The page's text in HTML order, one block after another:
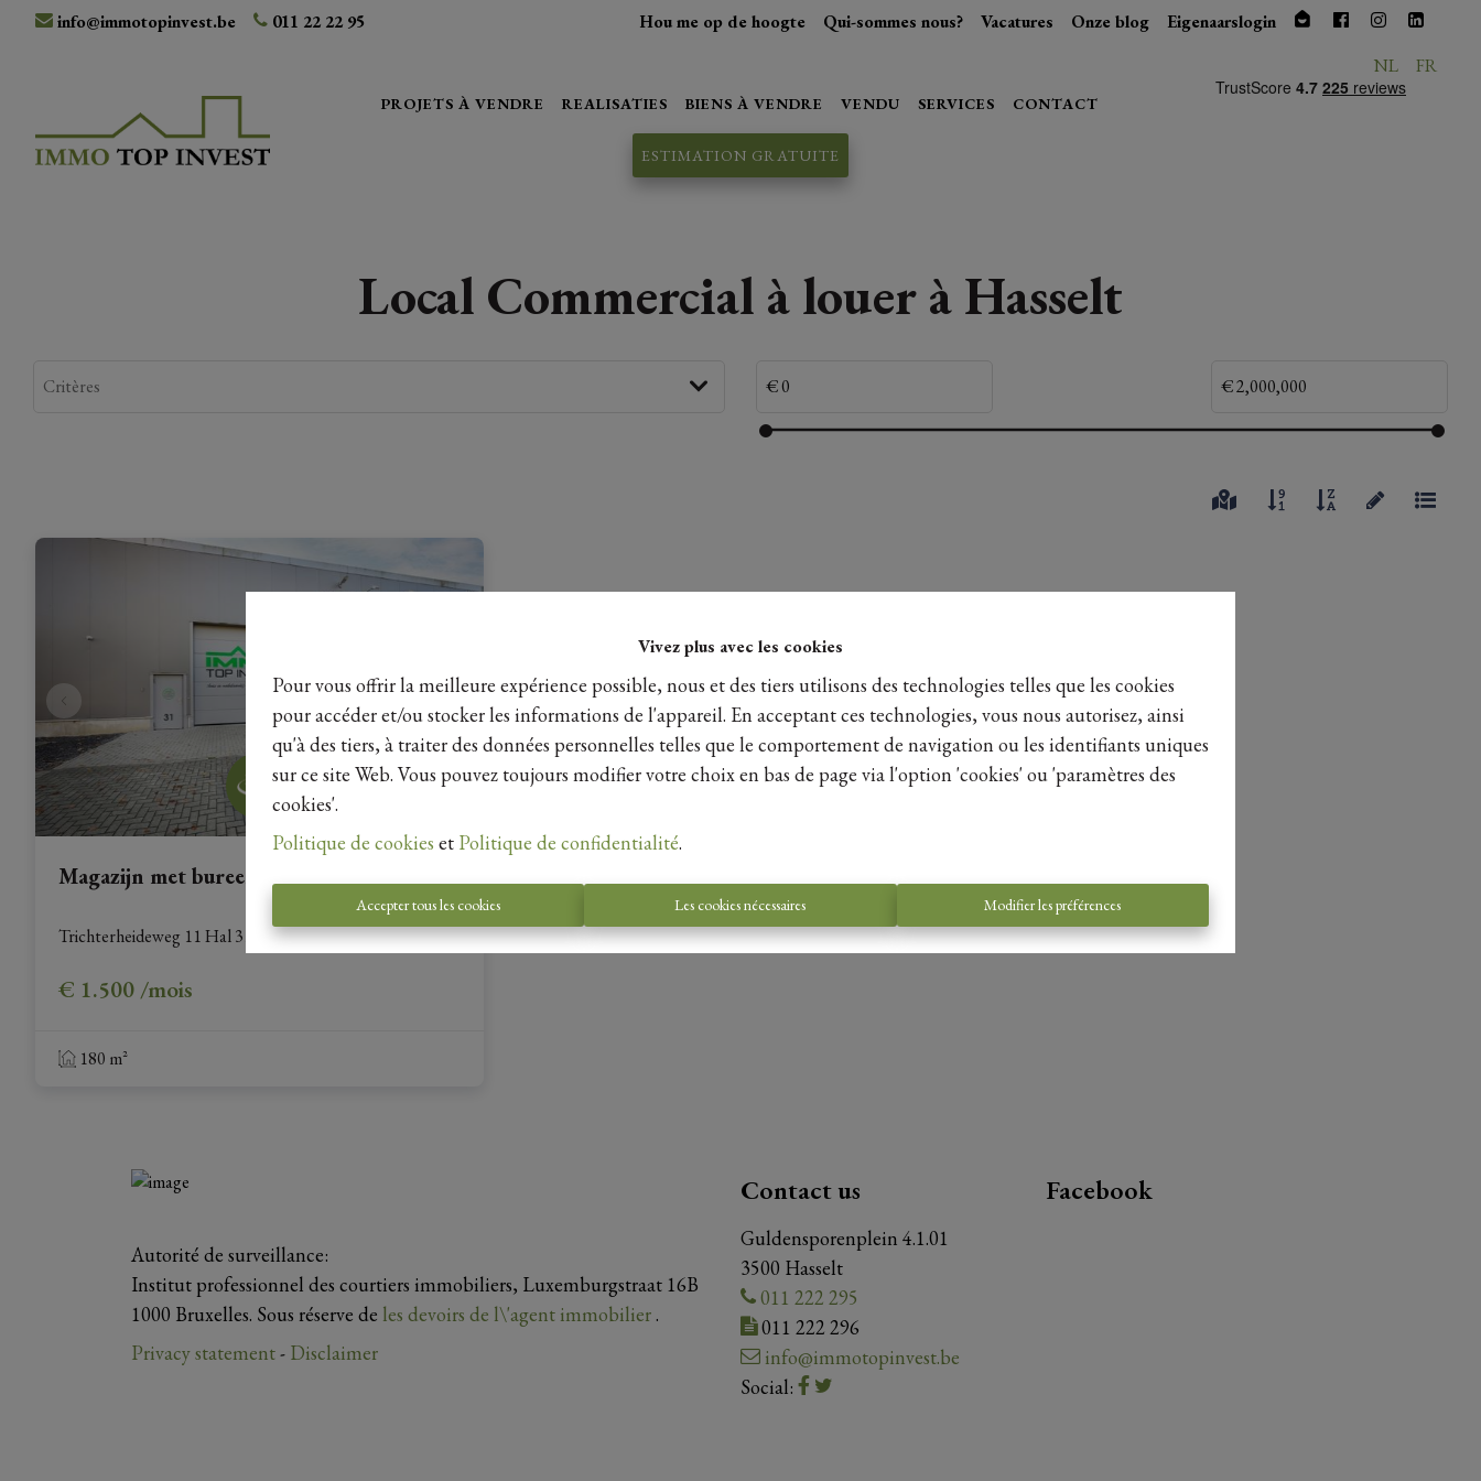
Vivez plus avec les cookies
Pour vous offrir la meilleure expérience possible, nous et des tiers utilisons des technologies telles que les cookies
pour accéder et/ou stocker les informations de l'appareil. En acceptant ces technologies, vous nous autorisez, ainsi
qu'à des tiers, à traiter des données personnelles telles que le comportement de navigation ou les identifiants uniques
sur ce site Web. Vous pouvez toujours modifier votre choix en bas de page via l'option 'cookies' ou 'paramètres des
cookies'.
Politique de cookies et Politique de confidentialité.
Accepter tous les cookies Les cookies nécessaires Modifier les préférences
info@immotopinvest.be 011 22 22 95 Hou me op de hoogte Qui-sommes nous? Vacatures Onze blog Eigenaarslogin
PROJETS À VENDRE REALISATIES BIENS À VENDRE VENDU SERVICES CONTACT
ESTIMATION GRATUITE
NL FR
Local Commercial à louer à Hasselt
Magazijn met bureel
Trichterheideweg 11 Hal 31, 3500 Hasselt|Ref: 25521
€ 1.500 /mois
180 m²
Autorité de surveillance:
Institut professionnel des courtiers immobiliers, Luxemburgstraat 16B
1000 Bruxelles. Sous réserve de les devoirs de l\'agent immobilier.
Privacy statement- Disclaimer
Contact us
Guldensporenplein 4.1.01
3500 Hasselt
011 222 295
011 222 296
info@immotopinvest.be
Social:
Facebook